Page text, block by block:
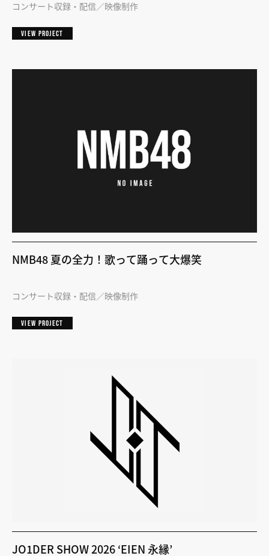
コンサート収録・配信 映像制作
VIEW PROJECT
NMB48 夏の全力！歌って踊って大爆笑
コンサート収録・配信 映像制作
VIEW PROJECT
JO1DER SHOW 2026 ‘EIEN 永縁’